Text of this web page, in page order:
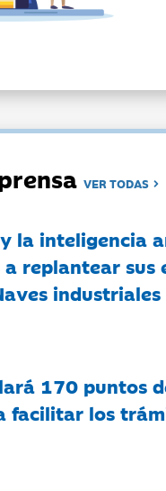
VER TODAS
la inteligencia
a replantear sus
170 puntos
facilitar los